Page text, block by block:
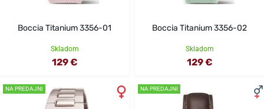
Boccia Titanium 3356-01
Skladom
129 €
Boccia Titanium 3356-02
Skladom
129 €
NA PREDAJNI NA PREDAJNI